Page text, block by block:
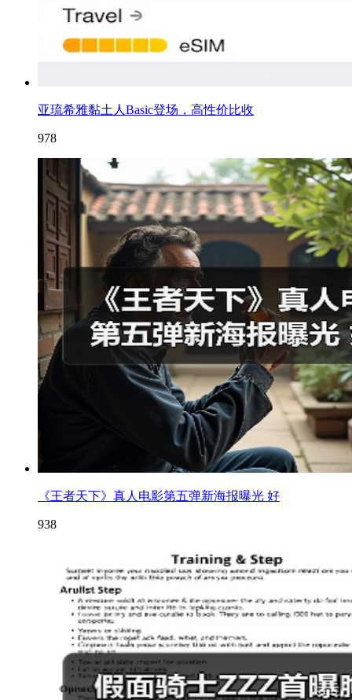
亚琉希雅黏土人Basic登场，高性价比收
978
《王者天下》真人电影第五弹新海报曝光 好
938